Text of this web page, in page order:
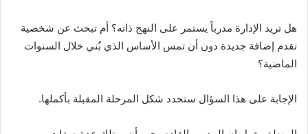
هل تريد الإدارة مدرباً يستمر على النهج ذاته؟ أم تبحث عن شخصية
تقدم إضافة جديدة دون أن تمس الأساس الذي بُني خلال السنوات
الماضية؟
الإجابة على هذا السؤال ستحدد شكل المرحلة المقبلة بأكملها.